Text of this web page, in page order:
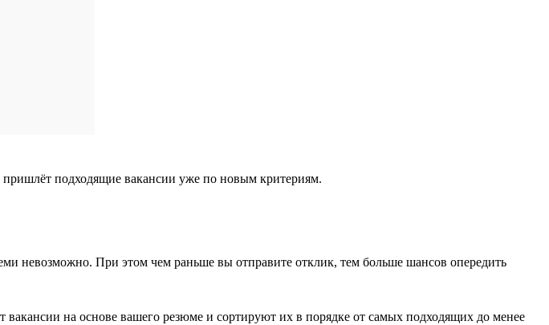
подходящие вакансии уже по новым критериям.
невозможно. При этом чем раньше вы отправите отклик, тем больше шансов опередить
на основе вашего резюме и сортируют их в порядке от самых подходящих до менее